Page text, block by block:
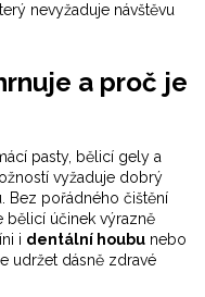
nevyžaduje návštěvu
a proč je
pasty, bělicí gely a
vyžaduje dobrý
Bez pořádného čištění
bělicí účinek výrazně
i dentální houbu nebo
udržet dásně zdravé